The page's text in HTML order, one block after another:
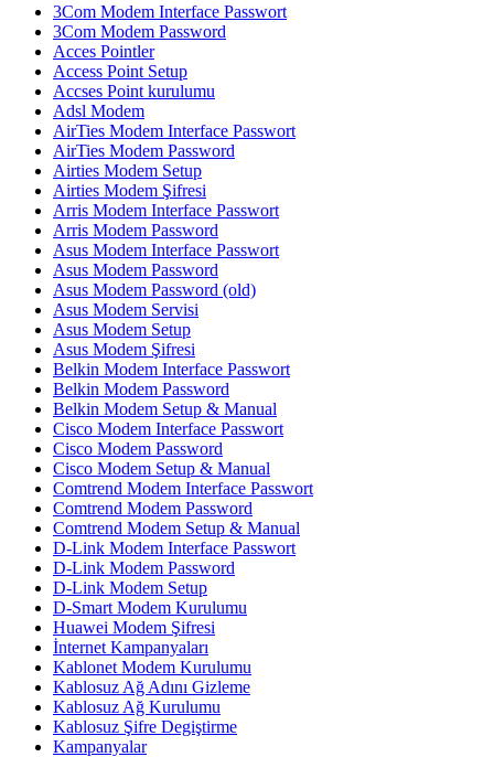
3Com Modem Interface Passwort
3Com Modem Password
Acces Pointler
Access Point Setup
Accses Point kurulumu
Adsl Modem
AirTies Modem Interface Passwort
AirTies Modem Password
Airties Modem Setup
Airties Modem Şifresi
Arris Modem Interface Passwort
Arris Modem Password
Asus Modem Interface Passwort
Asus Modem Password
Asus Modem Password (old)
Asus Modem Servisi
Asus Modem Setup
Asus Modem Şifresi
Belkin Modem Interface Passwort
Belkin Modem Password
Belkin Modem Setup & Manual
Cisco Modem Interface Passwort
Cisco Modem Password
Cisco Modem Setup & Manual
Comtrend Modem Interface Passwort
Comtrend Modem Password
Comtrend Modem Setup & Manual
D-Link Modem Interface Passwort
D-Link Modem Password
D-Link Modem Setup
D-Smart Modem Kurulumu
Huawei Modem Şifresi
İnternet Kampanyaları
Kablonet Modem Kurulumu
Kablosuz Ağ Adını Gizleme
Kablosuz Ağ Kurulumu
Kablosuz Şifre Degiştirme
Kampanyalar